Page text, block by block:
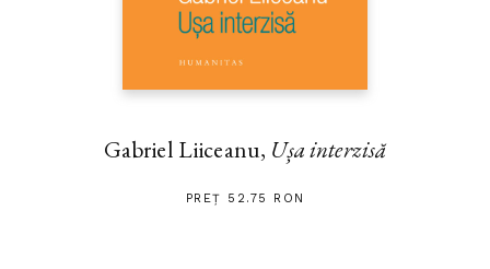
Gabriel Liiceanu, Ușa interzisă
PREȚ 52.75 RON